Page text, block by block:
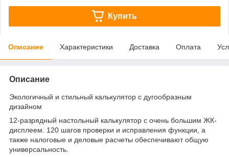
Купить
Описание Характеристики Доставка Оплата
Описание
Экологичный и стильный калькулятор с дугообразным
дизайном
12-разрядный настольный калькулятор с очень большим ЖК-
дисплеем. 120 шагов проверки и исправления функции, а
также налоговые и деловые расчеты обеспечивают общую
универсальность.